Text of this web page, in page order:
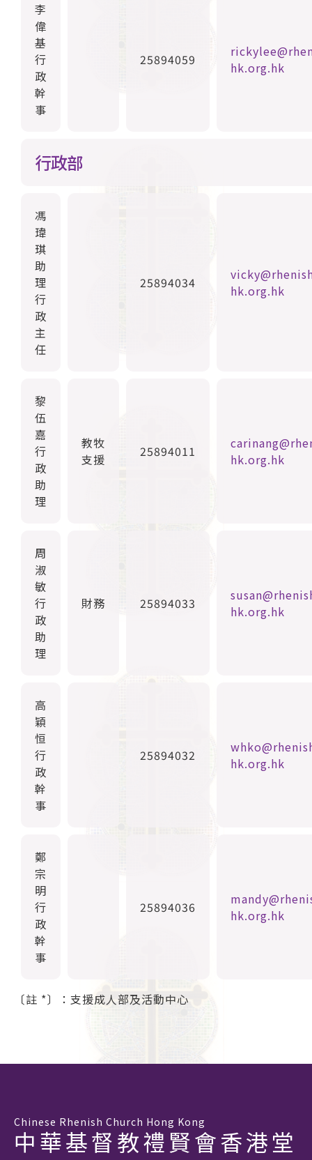
李
偉
基
行
政
幹
事
25894059
hk.org.hk
行政部
馮
瑋
琪
助
理
行
政
主
任
25894034
hk.org.hk
黎
伍
嘉
行
政
助
理
教牧
支援
25894011
hk.org.hk
周
淑
敏
行
政
助
理
財務 25894033
hk.org.hk
高
穎
恒
行
政
幹
事
25894032
hk.org.hk
鄭
宗
明
行
政
幹
事
25894036
hk.org.hk
〔註 *〕：支援成人部及活動中心
Chinese Rhenish Church Hong Kong
中華基督教禮賢會香港堂